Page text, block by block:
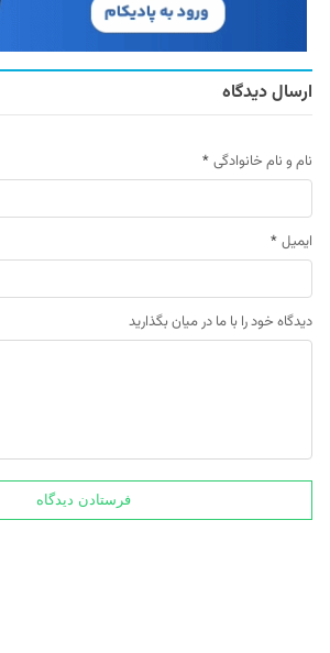
ارسال دیدگاه
نام و نام خانوادگی *
ایمیل *
دیدگاه خود را با ما در میان بگذارید